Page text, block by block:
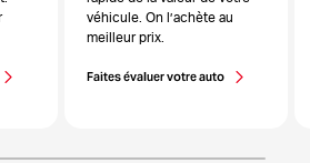
véhicule. On l’achète au
meilleur prix.
Faites évaluer votre auto